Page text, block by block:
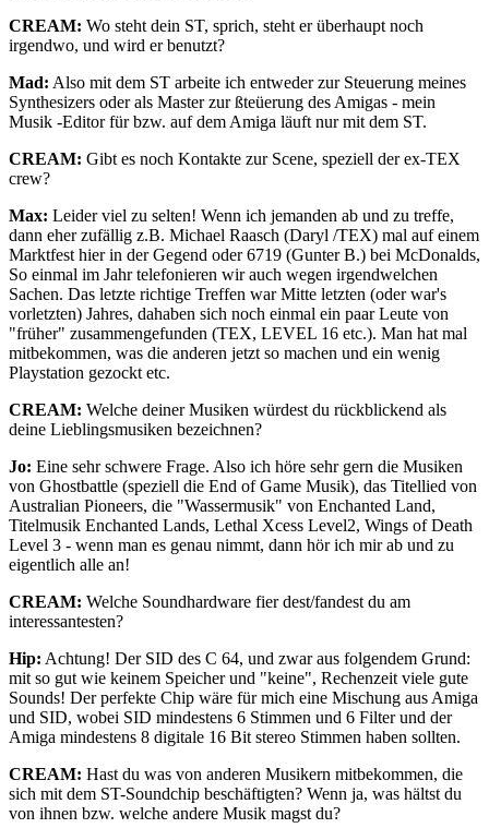
CREAM: Wo steht dein ST, sprich, steht er überhaupt noch
irgendwo, und wird er benutzt?
Mad: Also mit dem ST arbeite ich entweder zur Steuerung meines
Synthesizers oder als Master zur ßteüerung des Amigas - mein
Musik -Editor für bzw. auf dem Amiga läuft nur mit dem ST.
CREAM: Gibt es noch Kontakte zur Scene, speziell der ex-TEX
crew?
Max: Leider viel zu selten! Wenn ich jemanden ab und zu treffe,
dann eher zufällig z.B. Michael Raasch (Daryl /TEX) mal auf einem
Marktfest hier in der Gegend oder 6719 (Gunter B.) bei McDonalds,
So einmal im Jahr telefonieren wir auch wegen irgendwelchen
Sachen. Das letzte richtige Treffen war Mitte letzten (oder war's
vorletzten) Jahres, dahaben sich noch einmal ein paar Leute von
"früher" zusammengefunden (TEX, LEVEL 16 etc.). Man hat mal
mitbekommen, was die anderen jetzt so machen und ein wenig
Playstation gezockt etc.
CREAM: Welche deiner Musiken würdest du rückblickend als
deine Lieblingsmusiken bezeichnen?
Jo: Eine sehr schwere Frage. Also ich höre sehr gern die Musiken
von Ghostbattle (speziell die End of Game Musik), das Titellied von
Australian Pioneers, die "Wassermusik" von Enchanted Land,
Titelmusik Enchanted Lands, Lethal Xcess Level2, Wings of Death
Level 3 - wenn man es genau nimmt, dann hör ich mir ab und zu
eigentlich alle an!
CREAM: Welche Soundhardware fier dest/fandest du am
interessantesten?
Hip: Achtung! Der SID des C 64, und zwar aus folgendem Grund:
mit so gut wie keinem Speicher und "keine", Rechenzeit viele gute
Sounds! Der perfekte Chip wäre für mich eine Mischung aus Amiga
und SID, wobei SID mindestens 6 Stimmen und 6 Filter und der
Amiga mindestens 8 digitale 16 Bit stereo Stimmen haben sollten.
CREAM: Hast du was von anderen Musikern mitbekommen, die
sich mit dem ST-Soundchip beschäftigten? Wenn ja, was hältst du
von ihnen bzw. welche andere Musik magst du?